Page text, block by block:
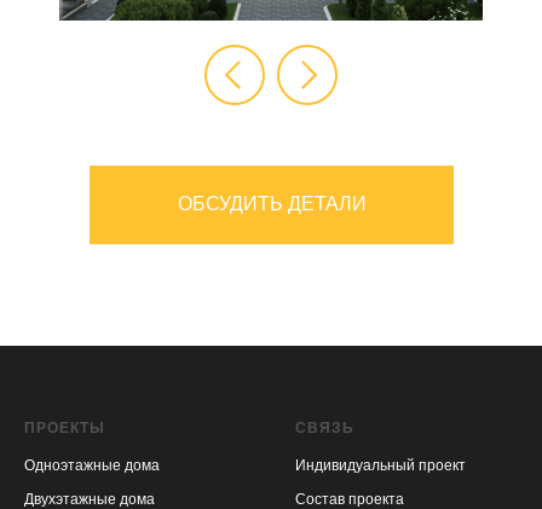
ОБСУДИТЬ ДЕТАЛИ
ПРОЕКТЫ
Одноэтажные дома
Двухэтажные дома
СВЯЗЬ
Индивидуальный проект
Состав проекта